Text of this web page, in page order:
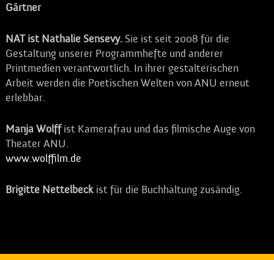
Gärtner
NAT ist Nathalie Sensevy. Sie ist seit 2008 für die
Gestaltung unserer Programmhefte und anderer
Printmedien verantwortlich. In ihrer gestalterischen
Arbeit werden die Poetischen Welten von ANU erneut
erlebbar.
Manja Wolffist Kamerafrau und das filmische Auge von
Theater ANU.
www.wolffilm.de
Brigitte Nettelbeck ist für die Buchhaltung zusändig.